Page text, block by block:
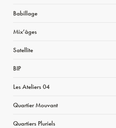
Babillage
Mix’âges
Satellite
BIP
Les Ateliers 04
Quartier Mouvant
Quartiers Pluriels